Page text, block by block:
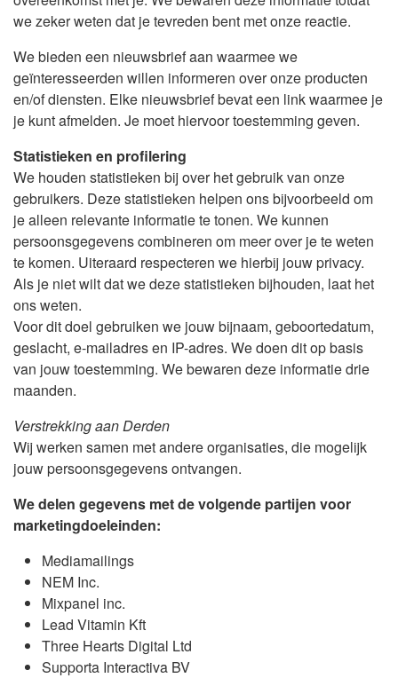
we zeker weten dat je tevreden bent met onze reactie.
We bieden een nieuwsbrief aan waarmee we
geïnteresseerden willen informeren over onze producten
en/of diensten. Elke nieuwsbrief bevat een link waarmee je
je kunt afmelden. Je moet hiervoor toestemming geven.
Statistieken en profilering
We houden statistieken bij over het gebruik van onze
gebruikers. Deze statistieken helpen ons bijvoorbeeld om
je alleen relevante informatie te tonen. We kunnen
persoonsgegevens combineren om meer over je te weten
te komen. Uiteraard respecteren we hierbij jouw privacy.
Als je niet wilt dat we deze statistieken bijhouden, laat het
ons weten.
Voor dit doel gebruiken we jouw bijnaam, geboortedatum,
geslacht, e-mailadres en IP-adres. We doen dit op basis
van jouw toestemming. We bewaren deze informatie drie
maanden.
Verstrekking aan Derden
Wij werken samen met andere organisaties, die mogelijk
jouw persoonsgegevens ontvangen.
We delen gegevens met de volgende partijen voor
marketingdoeleinden:
Mediamailings
NEM Inc.
Mixpanel inc.
Lead Vitamin Kft
Three Hearts Digital Ltd
Supporta Interactiva BV